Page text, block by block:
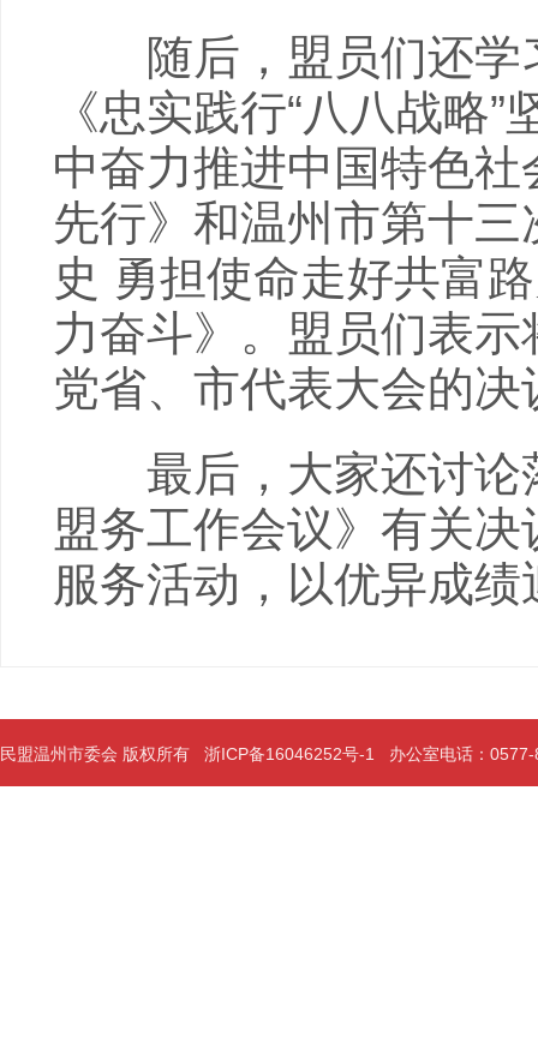
随后，盟员们还学
《忠实践行“八八战略
中奋力推进中国特色
先行》和温州市第十
史 勇担使命走好共富
力奋斗》。盟员们表
党省、市代表大会的
最后，大家还讨论
盟务工作会议》有关
服务活动，以优异成
民盟温州市委会 版权所有 浙ICP备16046252号-1 办公室电话：